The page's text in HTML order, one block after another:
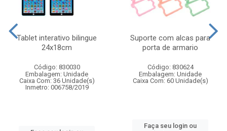
Tablet interativo bilingue
24x18cm
Código: 830030
Embalagem: Unidade
Caixa Com: 36 Unidade(s)
Inmetro: 006758/2019
Suporte com alcas para
porta de armario
Código: 830624
Embalagem: Unidade
Caixa Com: 60 Unidade(s)
Faça seu login ou